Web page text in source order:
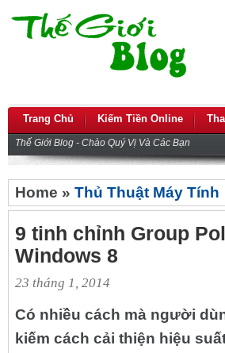
Trang Chủ Kiếm Tiền Online
Thế Giới Blog - Chào Quý Vị Và Các Bạn
Home » Thủ Thuật Máy Tính
9 tinh chỉnh Group
Windows 8
23 tháng 1, 2014
Có nhiều cách mà người
kiếm cách cải thiện hiệu